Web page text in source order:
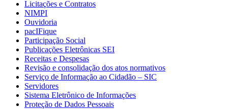
Licitações e Contratos
NIMPI
Ouvidoria
pacIFique
Participação Social
Publicações Eletrônicas SEI
Receitas e Despesas
Revisão e consolidação dos atos normativos
Serviço de Informação ao Cidadão – SIC
Servidores
Sistema Eletrônico de Informações
Proteção de Dados Pessoais